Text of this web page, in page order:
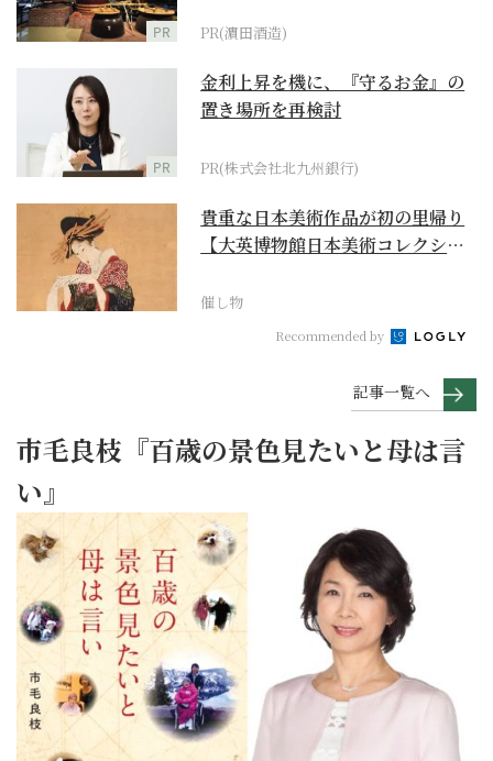
PR PR(濵田酒造)
PR
金利上昇を機に、『守るお金』の
置き場所を再検討
PR(株式会社北九州銀行)
貴重な日本美術作品が初の里帰り
【大英博物館日本美術コレクショ
催し物
Recommended by
記事一覧へ
市毛良枝『百歳の景色見たいと母は言
い』